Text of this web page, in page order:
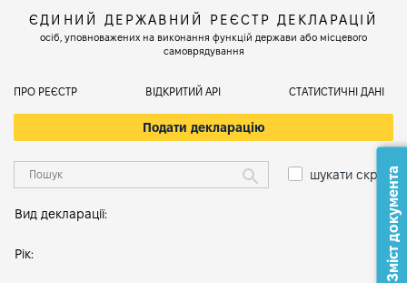
ЄДИНИЙ ДЕРЖАВНИЙ РЕЄСТР ДЕКЛАРАЦІЙ
осіб, уповноважених на виконання функцій держави або місцевого
самоврядування
ПРО РЕЄСТР ВІДКРИТИЙ АРІ СТАТИСТИЧНІ ДАНІ
Подати декларацію
шукати скрізь
Вид декларації:
Рік: Зміст документа